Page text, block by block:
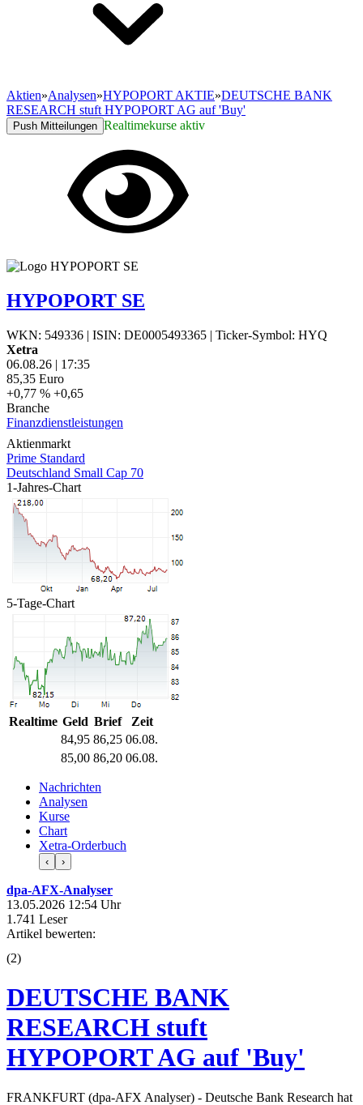
Aktien»Analysen»HYPOPORT AKTIE»DEUTSCHE BANK
RESEARCH stuft HYPOPORT AG auf 'Buy'
Push Mitteilungen Realtimekurse aktiv
HYPOPORT SE
WKN: 549336 | ISIN: DE0005493365 | Ticker-Symbol: HYQ
Xetra
06.08.26 | 17:35
85,35 Euro
+0,77 % +0,65
Branche
Finanzdienstleistungen
Aktienmarkt
Prime Standard
Deutschland Small Cap 70
1-Jahres-Chart
5-Tage-Chart
Realtime Geld Brief
Zeit
84,95 86,25 06.08.
85,00 86,20 06.08.
Nachrichten
Analysen
Kurse
Chart
Xetra-Orderbuch
‹ ›
dpa-AFX-Analyser
13.05.2026 12:54 Uhr
1.741 Leser
Artikel bewerten:
(2)
DEUTSCHE BANK
RESEARCH stuft
HYPOPORT AG auf 'Buy'
FRANKFURT (dpa-AFX Analyser) - Deutsche Bank Research hat